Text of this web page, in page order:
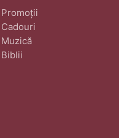
Promoții
Cadouri
Muzică
Biblii